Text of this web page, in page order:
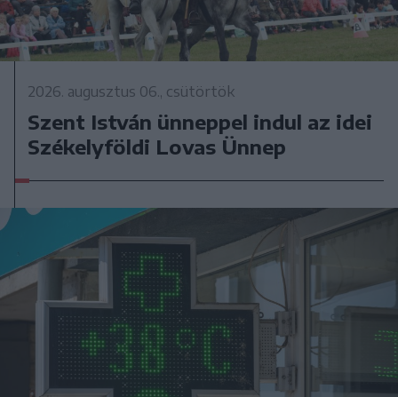
2026. augusztus 06., csütörtök
Szent István ünneppel indul az idei
Székelyföldi Lovas Ünnep